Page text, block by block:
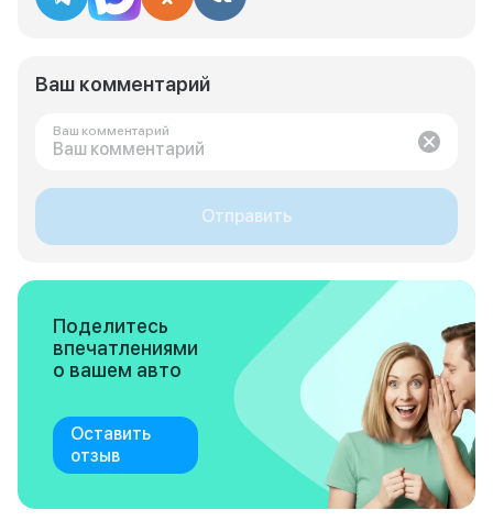
Ваш комментарий
Ваш комментарий
Отправить
Поделитесь
впечатлениями
о вашем авто
Оставить
отзыв